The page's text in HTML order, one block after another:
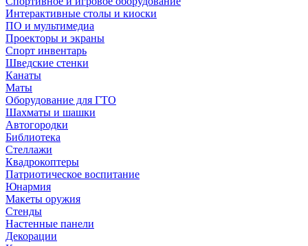
Интерактивные столы и киоски
ПО и мультимедиа
Проекторы и экраны
Спорт инвентарь
Шведские стенки
Канаты
Маты
Оборудование для ГТО
Шахматы и шашки
Автогородки
Библиотека
Стеллажи
Квадрокоптеры
Патриотическое воспитание
Юнармия
Макеты оружия
Стенды
Настенные панели
Декорации